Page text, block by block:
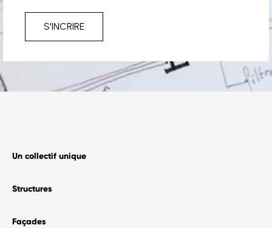
S'INCRIRE
Un collectif unique
Structures
Façades